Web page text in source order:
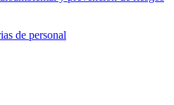
de personal